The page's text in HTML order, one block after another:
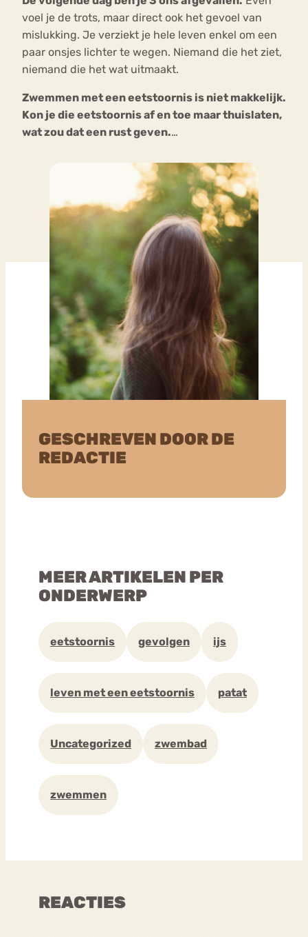
voel je de trots, maar direct ook het gevoel van
mislukking. Je verziekt je hele leven enkel om een
paar onsjes lichter te wegen. Niemand die het ziet,
niemand die het wat uitmaakt.
Zwemmen met een eetstoornis is niet makkelijk.
Kon je die eetstoornis af en toe maar thuislaten,
wat zou dat een rust geven.…
GESCHREVEN DOOR DE
REDACTIE
MEER ARTIKELEN PER
ONDERWERP
eetstoornis gevolgen ijs
leven met een eetstoornis patat
Uncategorized zwembad
zwemmen
REACTIES